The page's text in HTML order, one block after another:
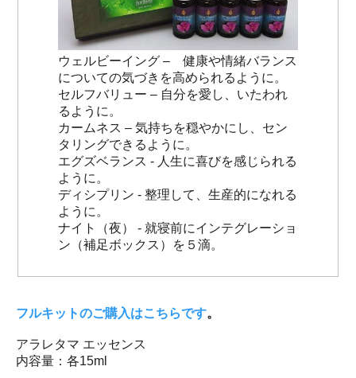
ウェルビーイング – 健康や情緒バランス
についての気づきを高められるように。
セルフバリュー – 自分を愛し、いたわれ
るように。
カームネス – 気持ちを穏やかにし、セン
タリングできるように。
エグズベランス - 人生に喜びを感じられる
ように。
ディシプリン - 整理して、生産的になれる
ように。
ナイト（夜） - 就寝前にインテグレーショ
ン（補足ボックス）を５滴。
フルキットのご購入はこちらです。
アラレタマ エッセンス
内容量：各15ml